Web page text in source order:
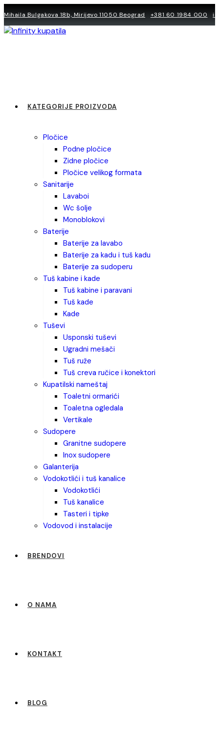
to
content
Mihaila Bulgakova 18b, Mirijevo 11050 Beograd +381 60 1984 000
KATEGORIJE PROIZVODA
pločice
podne pločice
zidne pločice
pločice velikog formata
sanitarije
lavaboi
wc šolje
monoblokovi
baterije
baterije za lavabo
baterije za kadu i tuš kadu
baterije za sudoperu
tuš kabine i kade
tuš kabine i paravani
tuš kade
kade
tuševi
usponski tuševi
ugradni mešači
tuš ruže
tuš creva ručice i konektori
kupatilski nameštaj
toaletni ormarići
toaletna ogledala
vertikale
sudopere
granitne sudopere
inox sudopere
galanterija
vodokotlići i tuš kanalice
vodokotlići
tuš kanalice
tasteri i tipke
vodovod i instalacije
BRENDOVI
O NAMA
KONTAKT
BLOG